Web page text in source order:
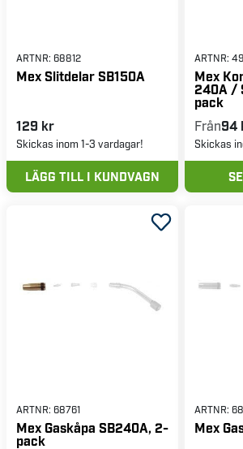
ARTNR: 68812
Mex Slitdelar SB150A
129 kr
Skickas inom 1-3 vardagar!
LÄGG TILL I KUNDVAGN
ARTNR:
Mex
240A /
pack
Från94
Skickas
ARTNR: 68761
Mex Gaskåpa SB240A, 2-
pack
ARTNR:
Mex